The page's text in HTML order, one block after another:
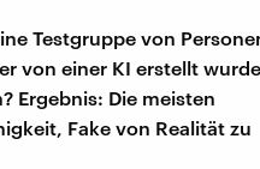
Testgruppe von
von einer KI erstellt
Ergebnis: Die meisten
Fake von Realität zu